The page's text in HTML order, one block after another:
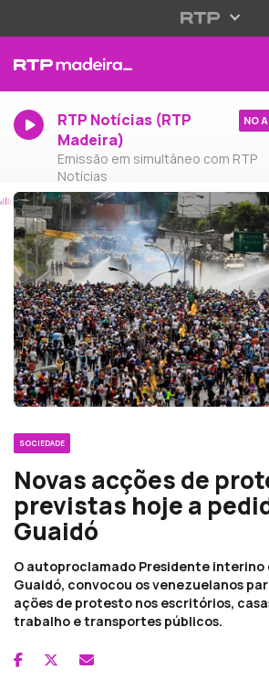
RTP Notícias (RTP
Madeira)
Emissão em simultâneo com RTP
Notícias
NO
SOCIEDADE
Novas acções de
previstas hoje a
Guaidó
O autoproclamado Presidente interino
Guaidó, convocou os venezuelanos
ações de protesto nos escritórios,
trabalho e transportes públicos.